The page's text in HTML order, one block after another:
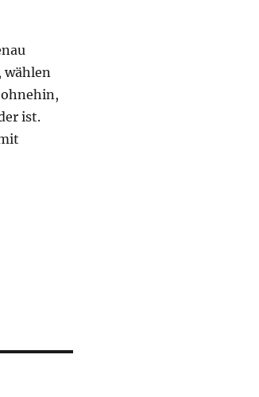
wählen
ohnehin,
ist.